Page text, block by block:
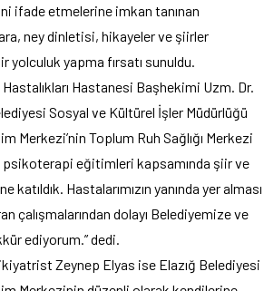
ifade etmelerine imkan tanınan
ney dinletisi, hikayeler ve şiirler
yolculuk yapma fırsatı sunuldu.
Hastalıkları Hastanesi Başhekimi Uzm. Dr.
Sosyal ve Kültürel İşler Müdürlüğü
Merkezi’nin Toplum Ruh Sağlığı Merkezi
psikoterapi eğitimleri kapsamında şiir ve
Hastalarımızın yanında yer alması
çalışmalarından dolayı Belediyemize ve
ediyorum.” dedi.
Zeynep Elyas ise Elazığ Belediyesi